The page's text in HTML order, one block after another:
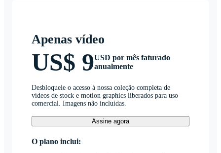
Apenas vídeo
US$ 9USD por mês faturado
anualmente
Desbloqueie o acesso à nossa coleção completa de
vídeos de stock e motion graphics liberados para uso
comercial. Imagens não incluídas.
Assine agora
O plano inclui: